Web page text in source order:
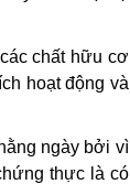
chất hữu cơ
hoạt động và
ngày bởi vì
thực là có